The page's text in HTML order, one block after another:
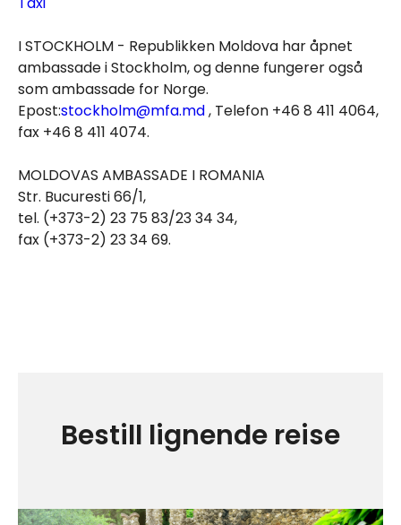
I STOCKHOLM - Republikken Moldova har åpnet
ambassade i Stockholm, og denne fungerer også
som ambassade for Norge.
Epost:stockholm@mfa.md, Telefon +46 8 411 4064,
fax +46 8 411 4074.
MOLDOVAS AMBASSADE I ROMANIA
Str. Bucuresti 66/1,
tel. (+373-2) 23 75 83/23 34 34,
fax (+373-2) 23 34 69.
Bestill lignende reise